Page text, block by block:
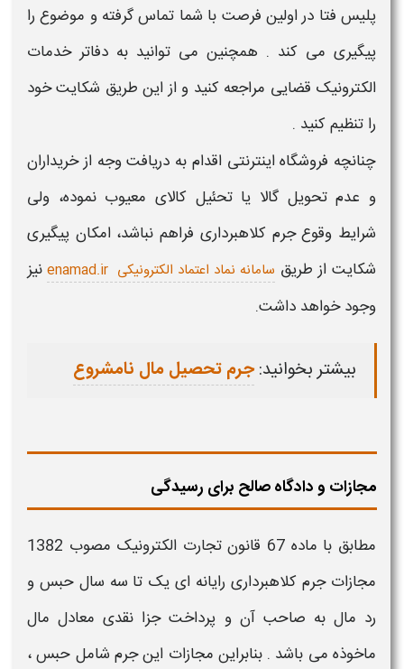
پلیس فتا در اولین فرصت با شما تماس گرفته و موضوع را
پیگیری می کند . همچنین می توانید به دفاتر خدمات
الکترونیک قضایی مراجعه کنید و از این طریق شکایت خود
را تنظیم کنید .
چنانچه فروشگاه اینترنتی اقدام به دریافت وجه از خریداران
و عدم تحویل گالا یا تحئیل کالای معیوب نموده، ولی
شرایط وقوع جرم کلاهبرداری فراهم نباشد، امکان پیگیری
شکایت از طریق سامانه نماد اعتماد الکترونیکی enamad.ir
نیز
وجود خواهد داشت.
بیشتر بخوانید:جرم تحصیل مال نامشروع
مجازات و دادگاه صالح برای رسیدگی
مطابق با ماده 67 قانون تجارت الکترونیک مصوب 1382
مجازات جرم کلاهبرداری رایانه ای یک تا سه سال حبس و
رد مال به صاحب آن و پرداخت جزا نقدی معادل مال
ماخوذه می باشد . بنابراین مجازات این جرم شامل حبس ،